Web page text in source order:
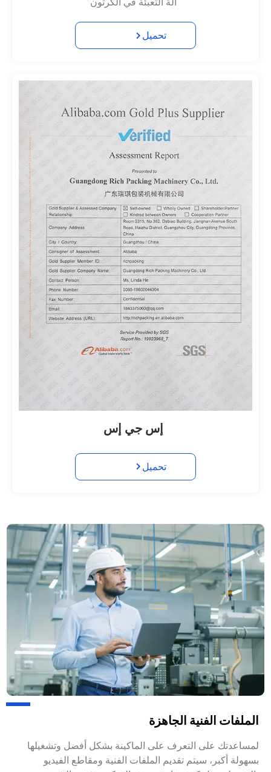
تحميل
إس جي إس
تحميل
الملفات الفنية الجاهزة
لمساعدتك على التعرف على الماكينة بشكل أفضل وتشغيلها
بسهولة أكبر، سيتم تقديم الملفات الفنية ومقاطع الفيديو